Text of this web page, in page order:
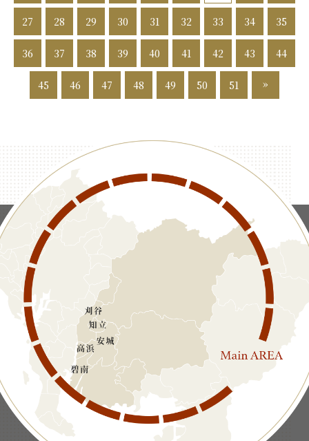
27 28 29 30 31 32 33 34 35
36 37 38 39 40 41 42 43 44
45 46 47 48 49 50 51 »